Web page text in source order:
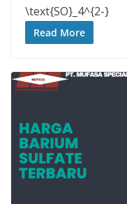
\text{SO}_4^{2-}
Read More